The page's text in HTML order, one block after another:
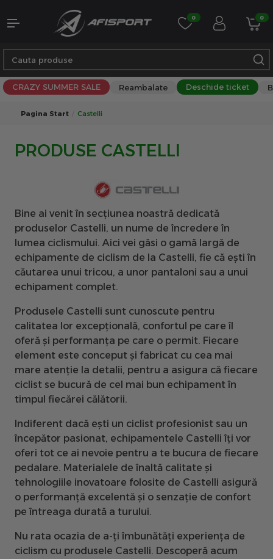
0 0
CRAZY SUMMER SALE Reambalate Deschide ticket
Pagina Start Castelli
PRODUSE CASTELLI
Bine ai venit în secțiunea noastră dedicată
produselor Castelli, un nume de încredere în
lumea ciclismului. Aici vei găsi o gamă largă de
echipamente de ciclism de la Castelli, fie că ești în
căutarea unui tricou, a unor pantaloni sau a unui
echipament complet.
Produsele Castelli sunt cunoscute pentru
calitatea lor excepțională, confortul pe care îl
oferă și performanța pe care o permit. Fiecare
element este conceput și fabricat cu cea mai
mare atenție la detalii, pentru a asigura că fiecare
ciclist se bucură de cel mai bun echipament în
timpul fiecărei călătorii.
Indiferent dacă ești un ciclist profesionist sau un
începător pasionat, echipamentele Castelli îți vor
oferi tot ce ai nevoie pentru a te bucura de fiecare
pedalare. Materialele de înaltă calitate și
tehnologiile inovatoare folosite de Castelli asigură
o performanță excelentă și o senzație de confort
pe întreaga durată a turului.
Nu rata ocazia de a-ți îmbunătăți experiența de
ciclism cu produsele Castelli. Descoperă acum